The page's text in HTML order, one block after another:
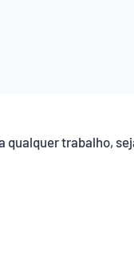
qualquer trabalho,